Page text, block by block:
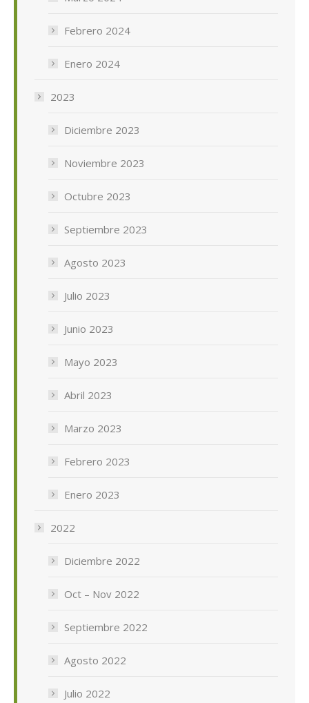
Febrero 2024
Enero 2024
2023
Diciembre 2023
Noviembre 2023
Octubre 2023
Septiembre 2023
Agosto 2023
Julio 2023
Junio 2023
Mayo 2023
Abril 2023
Marzo 2023
Febrero 2023
Enero 2023
2022
Diciembre 2022
Oct – Nov 2022
Septiembre 2022
Agosto 2022
Julio 2022